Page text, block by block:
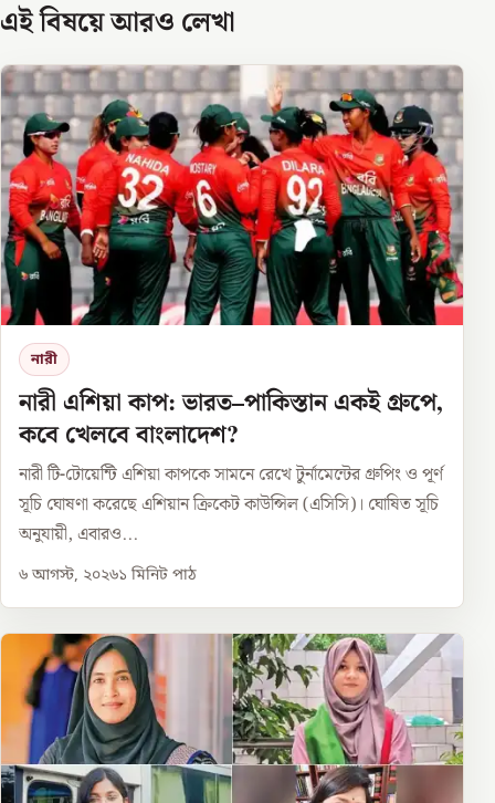
এই বিষয়ে আরও লেখা
নারী
নারী এশিয়া কাপ: ভারত–পাকিস্তান একই গ্রুপে,
কবে খেলবে বাংলাদেশ?
নারী টি-টোয়েন্টি এশিয়া কাপকে সামনে রেখে টুর্নামেন্টের গ্রুপিং ও পূর্ণ
সূচি ঘোষণা করেছে এশিয়ান ক্রিকেট কাউন্সিল (এসিসি)। ঘোষিত সূচি
অনুযায়ী, এবারও...
৬ আগস্ট, ২০২৬১ মিনিট পাঠ